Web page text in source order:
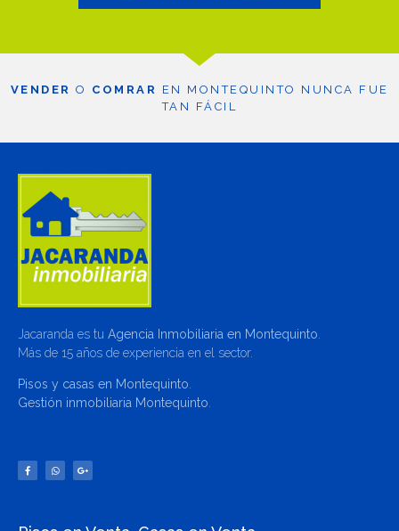
VENDER O COMRAR
EN MONTEQUINTO NUNCA FUE
TAN FÁCIL
Jacaranda es tu Agencia Inmobiliaria en Montequinto
Más de 15 años de experiencia en el sector.
Pisos y casas en Montequinto
Gestión inmobiliaria Montequinto